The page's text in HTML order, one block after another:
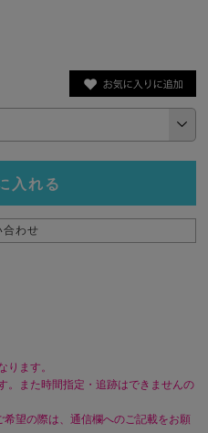
入れる
合わせ
ります。
。また時間指定・追跡はできませんの
望の際は、通信欄へのご記載をお願